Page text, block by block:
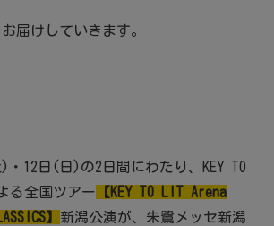
届けしていきます。
・12日(日)の2日間にわたり、KEY TO
る全国ツアー 【KEY TO LIT Arena
】 新潟公演が、朱鷺メッセ新潟